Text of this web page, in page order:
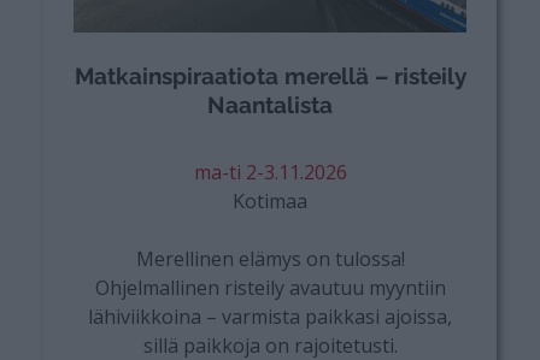
Matkainspiraatiota merellä – risteily
Naantalista
ma-ti 2-3.11.2026
Kotimaa
Merellinen elämys on tulossa!
Ohjelmallinen risteily avautuu myyntiin
lähiviikkoina – varmista paikkasi ajoissa,
sillä paikkoja on rajoitetusti.